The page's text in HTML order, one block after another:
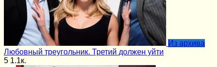
Из архива
Любовный треугольник. Третий должен уйти
5 1.1к.